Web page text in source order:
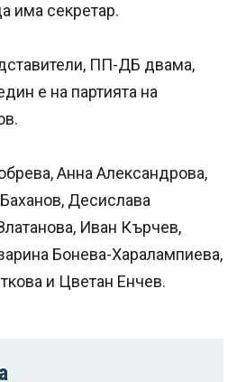
има секретар.
ПП-ДБ двама,
е на партията на
Анна Александрова,
Десислава
Иван Кърчев,
Бонева-Харалампиева,
и Цветан Енчев.